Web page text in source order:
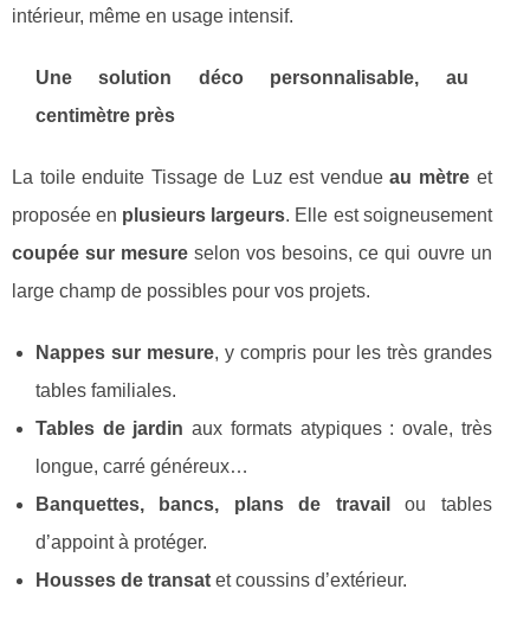
intérieur, même en usage intensif.
Une solution déco personnalisable, au
centimètre près
La toile enduite Tissage de Luz est vendueau mètre et
proposée en plusieurs largeurs. Elle est soigneusement
coupée sur mesure selon vos besoins, ce qui ouvre un
large champ de possibles pour vos projets.
Nappes sur mesure, y compris pour les très grandes
tables familiales.
Tables de jardin aux formats atypiques : ovale, très
longue, carré généreux…
Banquettes, bancs, plans de travail
ou tables
d’appoint à protéger.
Housses de transat et coussins d’extérieur.